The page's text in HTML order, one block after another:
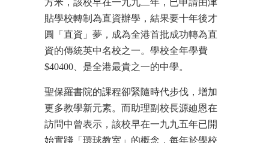
方米，該校早在一九九二年，已申請由津
貼學校轉制為直資辦學，結果要十年後才
圓「直資」夢，成為全港首批成功轉為直
資的傳統英中名校之一。學校全年學費
$40400、是全港最貴之一的中學。
聖保羅書院的課程卻緊隨時代步伐，增加
更多教學新元素。而助理副校長源廸恩在
訪問中曾表示，該校早在一九九五年已開
始實踐「環球教室」的概念，每年於學校